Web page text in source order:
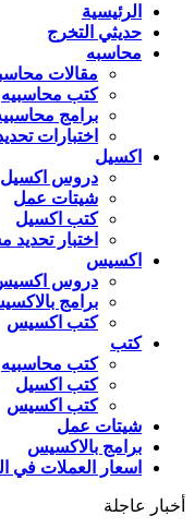
الرئيسية
حديثي التخرج
محاسبه
مقالات
كتب محاسبيه
برامج
اختبارات
اكسيل
دروس اكسيل
شيتات عمل
كتب اكسيل
اختبار
اكسيس
دروس
برامج
كتب اكسيس
كتب
كتب محاسبيه
كتب اكسيل
كتب اكسيس
شيتات عمل
برامج بالاكسيس
اسعار العملات في
أخبار عاجلة